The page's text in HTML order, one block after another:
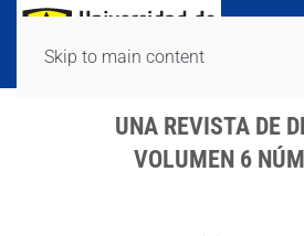
Skip to main content
UNA REVISTA DE
VOLUMEN 6